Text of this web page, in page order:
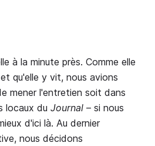
à la minute près. Comme elle
qu'elle y vit, nous avions
mener l'entretien soit dans
locaux du Journal – si nous
d'ici là. Au dernier
nous décidons